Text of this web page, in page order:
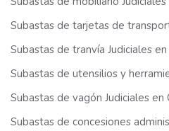
Subastas de tarjetas de
Subastas de tranvía Judiciales
Subastas de utensilios y
Subastas de vagón Judiciales en
Subastas de concesiones